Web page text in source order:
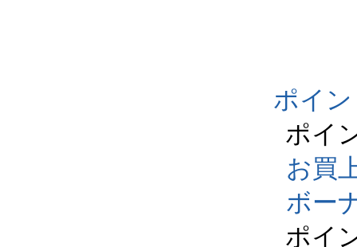
ポイ
ポイ
お買
ボー
ポイ